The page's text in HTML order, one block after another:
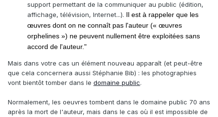
support permettant de la communiquer au public (édition,
affichage, télévision, Internet...). Il est à rappeler que les
œuvres dont on ne connaît pas l'auteur (« œuvres
orphelines ») ne peuvent nullement être exploitées sans
accord de l'auteur."
Mais dans votre cas un élément nouveau apparaît (et peut-être
que cela concernera aussi Stéphanie Bib) : les photographies
vont bientôt tomber dans le domaine public.
Normalement, les oeuvres tombent dans le domaine public 70 ans
après la mort de l'auteur, mais dans le cas où il est impossible de